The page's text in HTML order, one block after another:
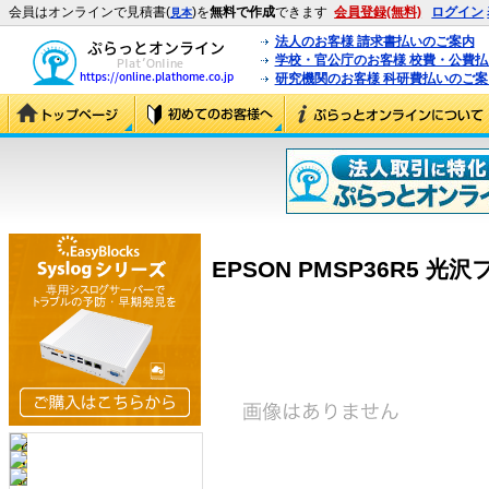
会員はオンラインで見積書(見本)を無料で作成できます 会員登録(無料) ログイン
法人のお客様 請求書払いのご案内
学校・官公庁のお客様 校費・公費
研究機関のお客様 科研費払いのご
EPSON PMSP36R5 光沢